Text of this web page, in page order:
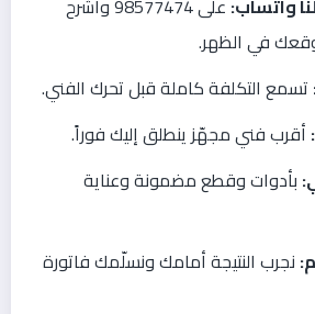
في الظهر.
تسمع التكلفة كاملة قبل تحرك الفني.
أقرب فني مجهّز ينطلق إليك فوراً.
بأدوات وقطع مضمونة وعناية
نجرب النتيجة أمامك ونسلّمك فاتورة